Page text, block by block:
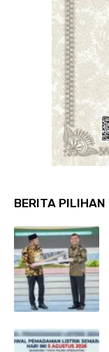
BERITA PILIHAN